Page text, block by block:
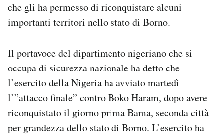
che gli ha permesso di riconquistare alcuni
importanti territori nello stato di Borno.
Il portavoce del dipartimento nigeriano che si
occupa di sicurezza nazionale ha detto che
l’esercito della Nigeria ha avviato martedì
l’”attacco finale” contro Boko Haram, dopo avere
riconquistato il giorno prima Bama, seconda città
per grandezza dello stato di Borno. L’esercito ha